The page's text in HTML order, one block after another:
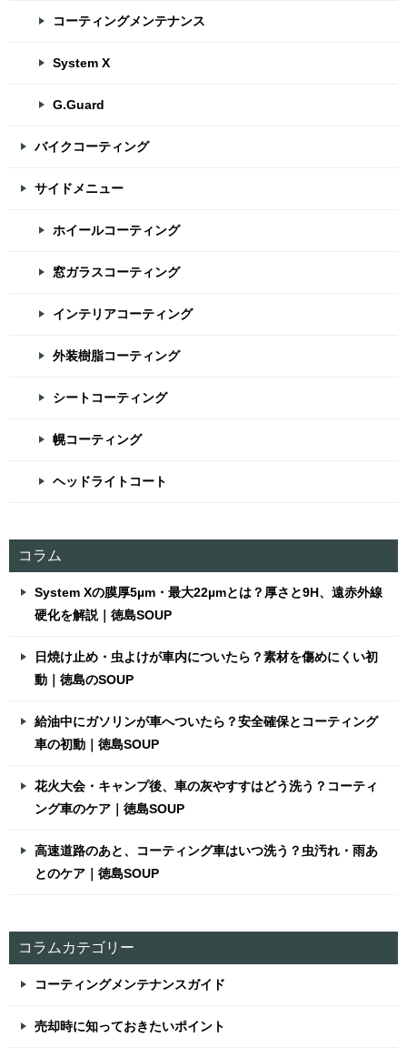
コーティングメンテナンス
System X
G.Guard
バイクコーティング
サイドメニュー
ホイールコーティング
窓ガラスコーティング
インテリアコーティング
外装樹脂コーティング
シートコーティング
幌コーティング
ヘッドライトコート
コラム
System Xの膜厚5µm・最大22µmとは？厚さと9H、遠赤外線
硬化を解説｜徳島SOUP
日焼け止め・虫よけが車内についたら？素材を傷めにくい初
動｜徳島のSOUP
給油中にガソリンが車へついたら？安全確保とコーティング
車の初動｜徳島SOUP
花火大会・キャンプ後、車の灰やすすはどう洗う？コーティ
ング車のケア｜徳島SOUP
高速道路のあと、コーティング車はいつ洗う？虫汚れ・雨あ
とのケア｜徳島SOUP
コラムカテゴリー
コーティングメンテナンスガイド
売却時に知っておきたいポイント